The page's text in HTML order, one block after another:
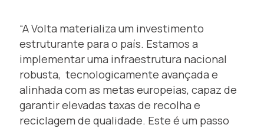
“A Volta materializa um investimento
estruturante para o país. Estamos a
implementar uma infraestrutura nacional
robusta, tecnologicamente avançada e
alinhada com as metas europeias, capaz de
garantir elevadas taxas de recolha e
reciclagem de qualidade. Este é um passo